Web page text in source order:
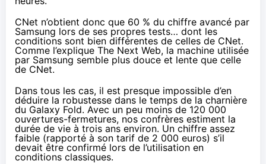
CNet n’obtient donc que 60 % du chiffre avancé par
Samsung lors de ses propres tests… dont les
conditions sont bien différentes de celles de CNet.
Comme l’explique The Next Web, la machine utilisée
par Samsung semble plus douce et lente que celle
de CNet.
Dans tous les cas, il est presque impossible d’en
déduire la robustesse dans le temps de la charnière
du Galaxy Fold. Avec un peu moins de 120 000
ouvertures-fermetures, nos confrères estiment la
durée de vie à trois ans environ. Un chiffre assez
faible (rapporté à son tarif de 2 000 euros) s’il
devait être confirmé lors de l’utilisation en
conditions classiques.